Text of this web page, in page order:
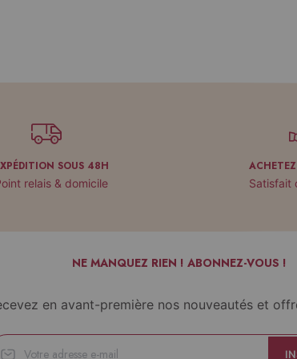
SOUS 48H
relais & domicile Satisfait
NE MANQUEZ RIEN ! ABONNEZ-VOUS !
en avant-première nos nouveautés et